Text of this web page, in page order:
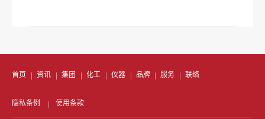
首页 资讯 集团 化工 仪器 品牌 服务 联络
隐私条例 使用条款